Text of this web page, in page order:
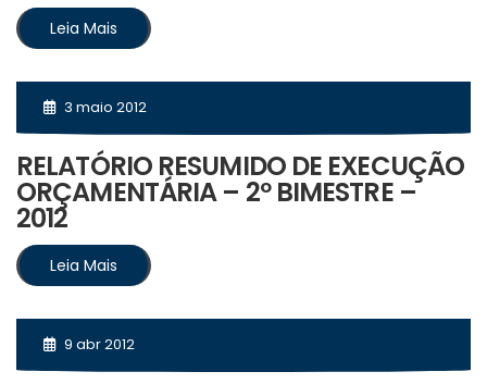
Leia Mais
3 maio 2012
RELATÓRIO RESUMIDO DE EXECUÇÃO
ORÇAMENTÁRIA – 2º BIMESTRE –
2012
Leia Mais
9 abr 2012